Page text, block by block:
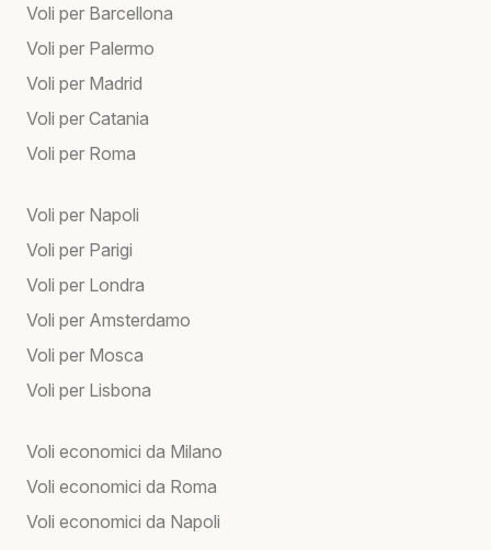
Voli per Barcellona
Voli per Palermo
Voli per Madrid
Voli per Catania
Voli per Roma
Voli per Napoli
Voli per Parigi
Voli per Londra
Voli per Amsterdamo
Voli per Mosca
Voli per Lisbona
Voli economici da Milano
Voli economici da Roma
Voli economici da Napoli